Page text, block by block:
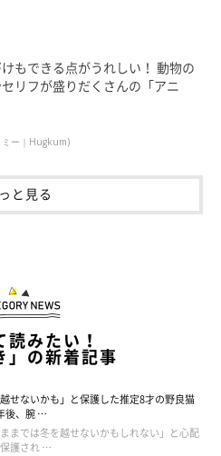
らすことになったレオナルドく
るくらい小さくて、フワフワし
はどのような姿に成長したので
もできる点がうれしい！ 動物の
リフが盛りだくさんの「アニ
ミー｜Hugkum)
と見る
読みたい！
」の新着記事
越せないかも」と保護した推定8才の野良猫
後、腕 …
ままでは冬を越せないかもしれない」と心配
護され …